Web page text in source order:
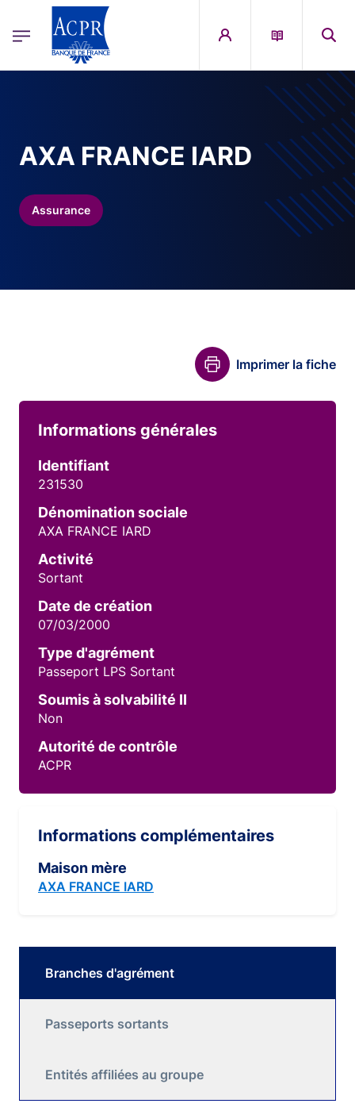
ACPR Menu Principal (French)
AXA FRANCE IARD
Assurance
Imprimer la fiche
Informations générales
Identifiant
231530
Dénomination sociale
AXA FRANCE IARD
Activité
Sortant
Date de création
07/03/2000
Type d'agrément
Passeport LPS Sortant
Soumis à solvabilité II
Non
Autorité de contrôle
ACPR
Informations complémentaires
Maison mère
AXA FRANCE IARD
Branches d'agrément
Passeports sortants
Entités affiliées au groupe